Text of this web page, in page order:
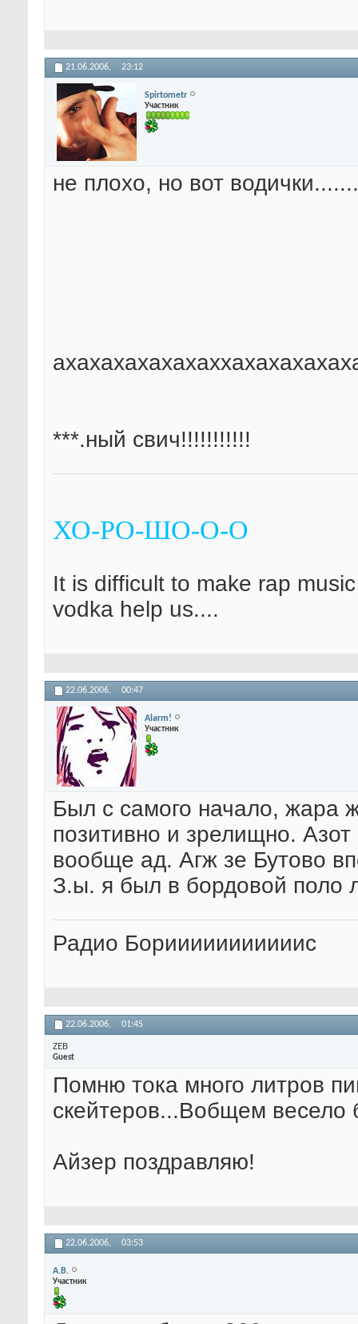
21.06.2006, 23:12
Spirtometr
Участник
не плохо, но вот
***.ный свич!!!!!!!!!!!
ХО-РО-ШО-О-О
It is difficult to make rap
vodka help us....
22.06.2006, 00:47
Alarm!
Участник
Был с самого начало, жара
позитивно и зрелищно.
вообще ад. Агж зе Бутово
З.ы. я был в бордовой поло
Радио Борииииииииииис
22.06.2006, 01:45
ZEB
Guest
Помню тока много литров
скейтеров...Вобщем
Айзер поздравляю!
22.06.2006, 03:53
A.B.
Участник